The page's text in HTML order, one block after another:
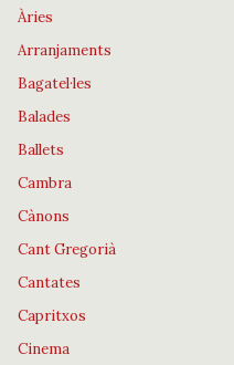
Àries
Arranjaments
Bagatel·les
Balades
Ballets
Cambra
Cànons
Cant Gregorià
Cantates
Capritxos
Cinema